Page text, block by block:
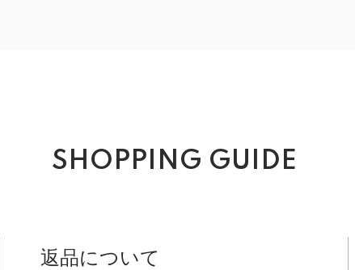
SHOPPING GUIDE
返品について